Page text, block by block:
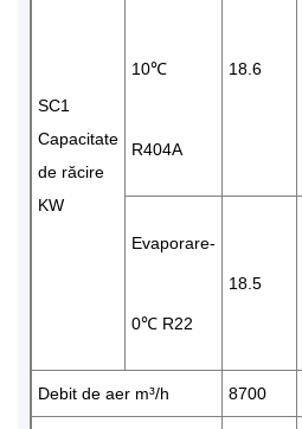
SC1
Capacitate
de răcire
KW
10℃
R404A
18.6
Evaporare-
0℃ R22
18.5
Debit de aer m³/h 8700